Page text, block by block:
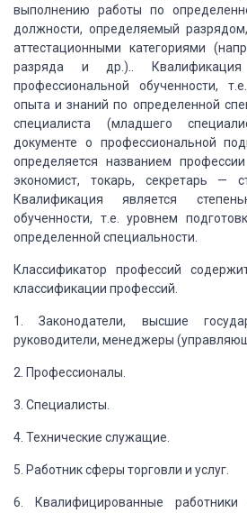
выполнению работы по
должности, определяемый
аттестационными категориями
разряда и др.).. Квалификация
профессиональной обученности,
опыта и знаний по определенной
специалиста (младшего
документе о профессиональной
определяется названием
экономист, токарь, секретарь —
Квалификация является
обученности, т.е. уровнем
определенной специальности.
Классификатор профессий
классификации профессий.
1.
Законодатели, высшие
руководители, менеджеры
2. Профессионалы.
3. Специалисты.
4. Технические служащие.
5. Работник сферы торговли и услуг.
6.
Квалифицированные работники